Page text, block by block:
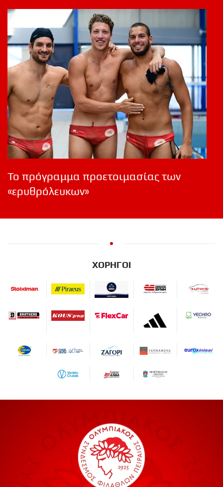
Το πρόγραμμα προετοιμασίας των
«ερυθρόλευκων»
ΧΟΡΗΓΟΙ